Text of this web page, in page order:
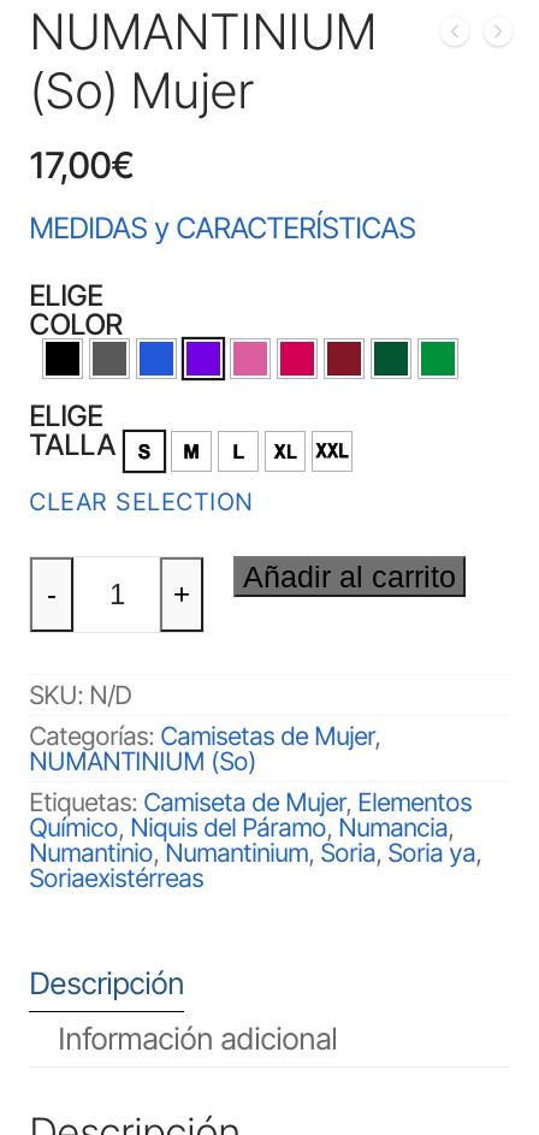
NUMANTINIUM
(So) Mujer
17,00€
MEDIDAS y CARACTERÍSTICAS
ELIGE
COLOR
ELIGE
TALLA
CLEAR SELECTION
NUMANTINIUM
(So)
cantidad
- +
Añadir al carrito
SKU: N/D
Categorías: Camisetas de Mujer,
NUMANTINIUM (So)
Etiquetas: Camiseta de Mujer, Elementos
Químico, Niquis del Páramo, Numancia,
Numantinio,Numantinium, Soria, Soria ya,
Soriaexistérreas
Descripción
Información adicional